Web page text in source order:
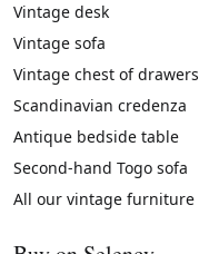
Vintage desk
Vintage sofa
Vintage chest of drawers
Scandinavian credenza
Antique bedside table
Second-hand Togo sofa
All our vintage furniture